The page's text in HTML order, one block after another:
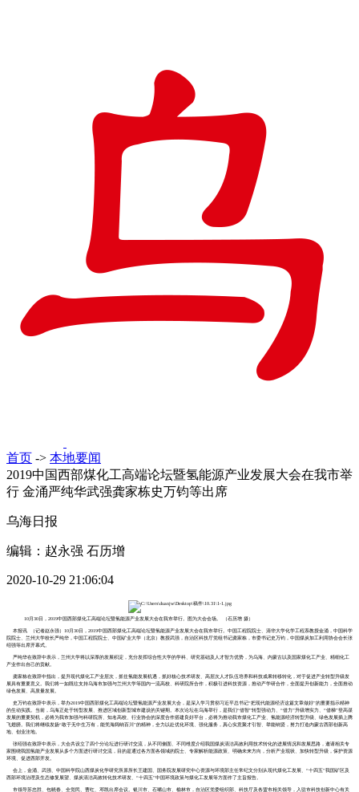
首页 -> 本地要闻
2019中国西部煤化工高端论坛暨氢能源产业发展大会在我市举
行 金涌严纯华武强龚家栋史万钧等出席
乌海日报
编辑：赵永强 石历增
2020-10-29 21:06:04
10月30日，2019中国西部煤化工高端论坛暨氢能源产业发展大会在我市举行。图为大会会场。 （石历增 摄）
本报讯 （记者赵永强）10月30日，2019中国西部煤化工高端论坛暨氢能源产业发展大会在我市举行。中国工程院院士、清华大学化学工程系教授金涌，中国科学
院院士、兰州大学校长严纯华，中国工程院院士、中国矿业大学（北京）教授武强，自治区科技厅党组书记龚家栋，市委书记史万钧，中国煤炭加工利用协会会长张
绍强等出席开幕式。
严纯华在致辞中表示，兰州大学将以深厚的发展积淀，充分发挥综合性大学的学科、研究基础及人才智力优势，为乌海、内蒙古以及国家煤化工产业、精细化工
产业作出自己的贡献。
龚家栋在致辞中指出，提升现代煤化工产业层次，抓住氢能发展机遇，抓好核心技术研发、高层次人才队伍培养和科技成果转移转化，对于促进产业转型升级发
展具有重要意义。我们将一如既往支持乌海市加强与兰州大学等国内一流高校、科研院所合作，积极引进科技资源，推动产学研合作，全面提升创新能力，全面推动
绿色发展、高质量发展。
史万钧在致辞中表示，举办2019中国西部煤化工高端论坛暨氢能源产业发展大会，是深入学习贯彻习近平总书记“把现代能源经济这篇文章做好”的重要指示精神
的生动实践。当前，乌海正处于转型发展、推进区域创新型城市建设的关键期。本次论坛在乌海举行，是我们“借智”转型强动力、“借力”升级增实力、“借梯”登高谋
发展的重要契机，必将为我市加强与科研院所、知名高校、行业协会的深度合作搭建良好平台，必将为推动我市煤化工产业、氢能源经济转型升级、绿色发展插上腾
飞翅膀。我们将继续发扬“敢于无中生万有，能凭海阔纳百川”的精神，全力以赴优化环境、强化服务，真心实意聚才引智、举能纳贤，努力打造内蒙古西部创新高
地、创业洼地。
张绍强在致辞中表示，大会共设立了四个分论坛进行研讨交流，从不同侧面、不同维度介绍我国煤炭清洁高效利用技术转化的进展情况和发展思路，邀请相关专
家围绕我国氢能产业发展从多个方面进行研讨交流，目的是通过各方面各领域的院士、专家解析能源政策、明确未来方向，分析产业现状、加快转型升级，保护资源
环境、促进西部开发。
会上，金涌、武强、中国科学院山西煤炭化学研究所原所长王建国、国务院发展研究中心资源与环境部主任常纪文分别从现代煤化工发展、“十四五”我国矿区及
西部环境治理及生态修复展望、煤炭清洁高效转化技术研发、“十四五”中国环境政策与煤化工发展等方面作了主旨报告。
市领导苏忠胜、包晓春、全觉民、曹红、邓凯出席会议。银川市、石嘴山市、榆林市，自治区党委组织部、科技厅及各盟市相关领导，入驻市科技创新中心有关